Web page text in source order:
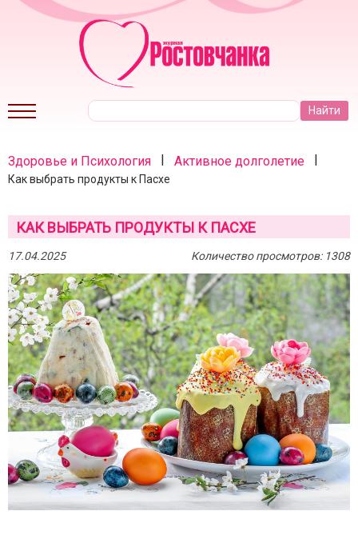
Здоровье и Психология | Активное долголетие |
Как выбрать продукты к Пасхе
КАК ВЫБРАТЬ ПРОДУКТЫ К ПАСХЕ
17.04.2025 Количество просмотров: 1308